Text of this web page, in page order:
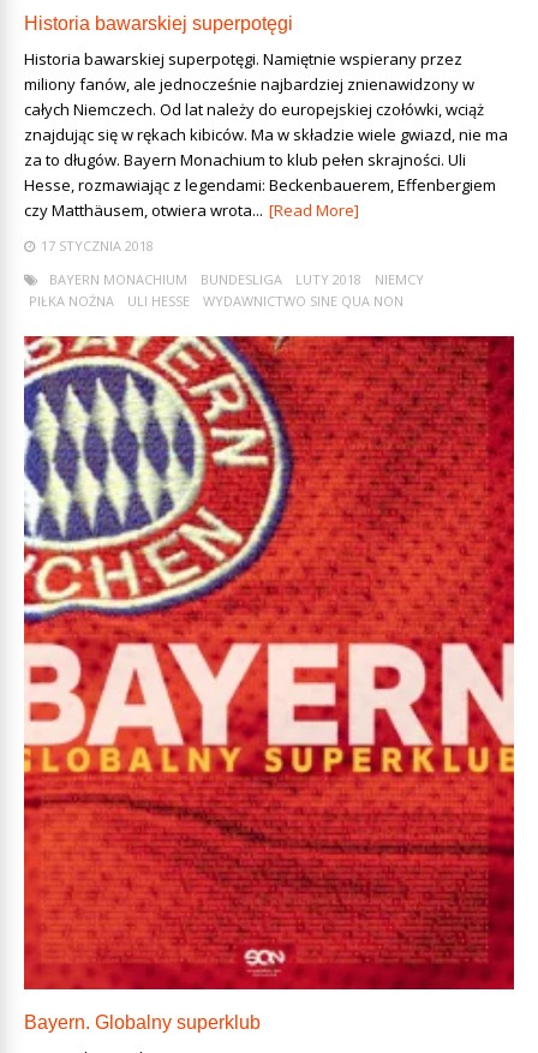
Historia bawarskiej superpotęgi
Historia bawarskiej superpotęgi. Namiętnie wspierany przez
miliony fanów, ale jednocześnie najbardziej znienawidzony w
całych Niemczech. Od lat należy do europejskiej czołówki, wciąż
znajdując się w rękach kibiców. Ma w składzie wiele gwiazd, nie ma
za to długów. Bayern Monachium to klub pełen skrajności. Uli
Hesse, rozmawiając z legendami: Beckenbauerem, Effenbergiem
czy Matthäusem, otwiera wrota... [Read More]
17 STYCZNIA 2018
BAYERN MONACHIUM
BUNDESLIGA LUTY 2018
NIEMCY
PIŁKA NOŻNA
ULI HESSE WYDAWNICTWO SINE QUA NON
Bayern. Globalny superklub